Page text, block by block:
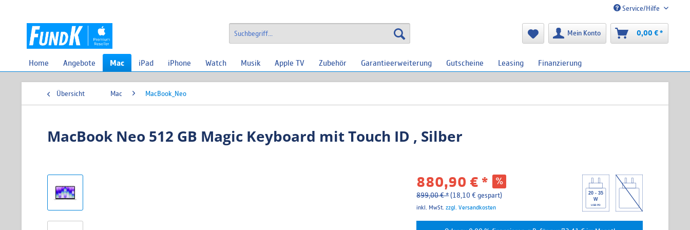
Service/Hilfe
Mein Konto 0,00 € *
Home Angebote Mac iPad iPhone Watch Musik Apple TV Zubehör Garantieerweiterung Gutscheine Leasing Finanzierung
Übersicht Mac MacBook_Neo
MacBook Neo 512 GB Magic Keyboard mit Touch ID , Silber
20 - 35
W
USB PD
880,90 € *
899,00 € *(18,10 € gespart)
inkl. MwSt.zzgl. Versandkosten